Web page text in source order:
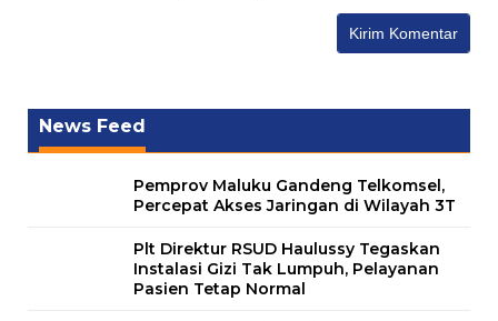
News Feed
Pemprov Maluku Gandeng Telkomsel,
Percepat Akses Jaringan di Wilayah 3T
Plt Direktur RSUD Haulussy Tegaskan
Instalasi Gizi Tak Lumpuh, Pelayanan
Pasien Tetap Normal